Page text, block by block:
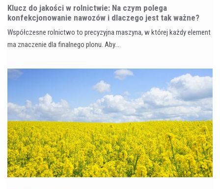
Klucz do jakości w rolnictwie: Na czym polega
konfekcjonowanie nawozów i dlaczego jest tak ważne?
Współczesne rolnictwo to precyzyjna maszyna, w której każdy element
ma znaczenie dla finalnego plonu. Aby…